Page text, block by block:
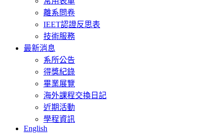
離系問卷
IEET認證反思表
技術服務
最新消息
系所公告
得獎紀錄
畢業展覽
海外課程交換日記
近期活動
學程資訊
English